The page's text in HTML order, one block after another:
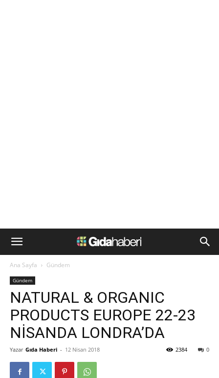
Ana Sayfa Gündem
Gündem
NATURAL & ORGANIC
PRODUCTS EUROPE 22-23
NİSANDA LONDRA’DA
Yazar Gıda Haberi - 12 Nisan 2018 0
2384